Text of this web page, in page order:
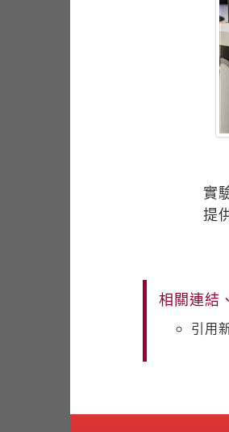
實
提
相關連結
引用